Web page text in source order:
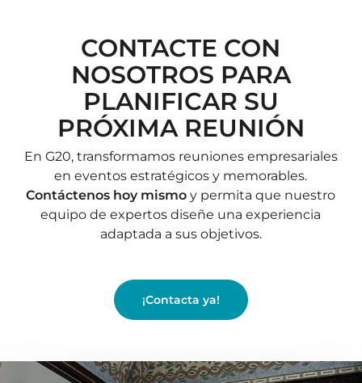
CONTACTE CON
NOSOTROS PARA
PLANIFICAR SU
PRÓXIMA REUNIÓN
En G20, transformamos reuniones empresariales
en eventos estratégicos y memorables.
Contáctenos hoy mismo y permita que nuestro
equipo de expertos diseñe una experiencia
adaptada a sus objetivos.
¡Contacta ya!